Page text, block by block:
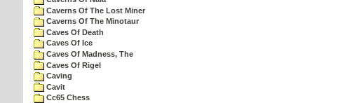
Caverns Of The Lost Miner
Caverns Of The Minotaur
Caves Of Death
Caves Of Ice
Caves Of Madness, The
Caves Of Rigel
Caving
Cavit
Cc65 Chess